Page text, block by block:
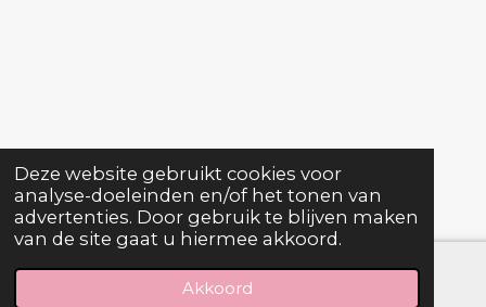
Deze website gebruikt cookies voor
analyse-doeleinden en/of het tonen van
advertenties. Door gebruik te blijven maken
van de site gaat u hiermee akkoord.
Akkoord
Telefoonnummer